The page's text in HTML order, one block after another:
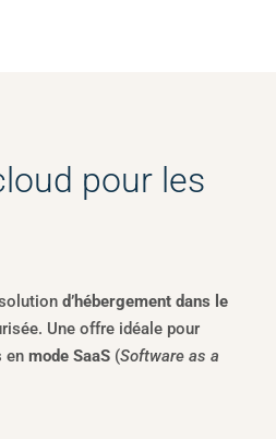
pour les
d’hébergement dans le
Une offre idéale pour
en mode SaaS (Software as a